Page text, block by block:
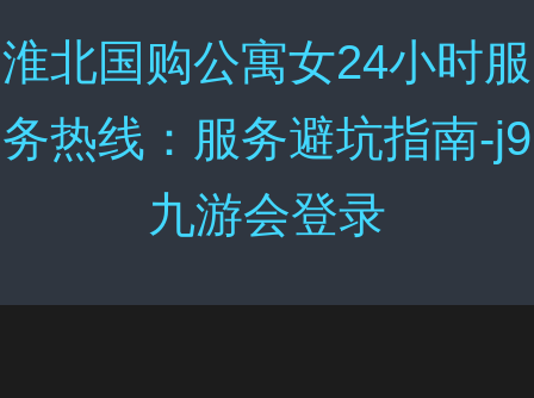
淮北国购公寓女24小时服
务热线：服务避坑指南-j9
九游会登录